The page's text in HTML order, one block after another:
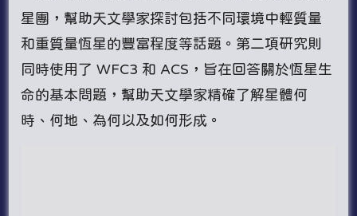
星團，幫助天文學家探討包括不同環境中輕質量
和重質量恆星的豐富程度等話題。第二項研究則
同時使用了 WFC3 和 ACS，旨在回答關於恆星生
命的基本問題，幫助天文學家精確了解星體何
時、何地、為何以及如何形成。